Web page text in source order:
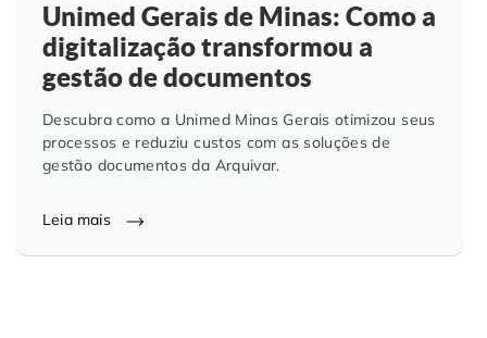
Auditoria de Processos
Gestão do Departamento Pessoal
Controle e Organização de Documentos Físicos
Unimed Gerais de Minas: Como a
digitalização transformou a
gestão de documentos
Descubra como a Unimed Minas Gerais otimizou seus
processos e reduziu custos com as soluções de
gestão documentos da Arquivar.
Leia mais